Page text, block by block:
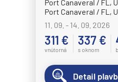
Disney Wonder
Explora Journeys
Explora I
Explora II
Explora III
Port Canaveral / FL,
Port Canaveral / FL,
11. 09. - 14. 09. 2026
311 €
vnútorná
337 €
s oknom
Detail